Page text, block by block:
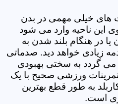
خیلی مهمی در بدن
این ناحیه وارد می شود
در هنگام بلند شدن به
زیادی خواهد دید. صدماتی
می گردد به سختی بهبودی
تمرینات ورزشی صحیح با یک
به طور قطع بهترین
است.